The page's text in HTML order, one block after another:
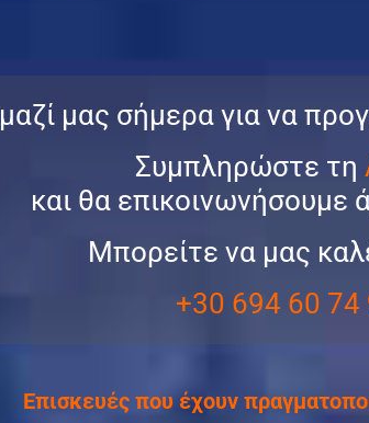
μαζί μας σήμερα για να
Συμπληρώστε τη
και θα επικοινωνήσουμε
Μπορείτε να μας
+30 694 60 74
Επισκευές που έχουν